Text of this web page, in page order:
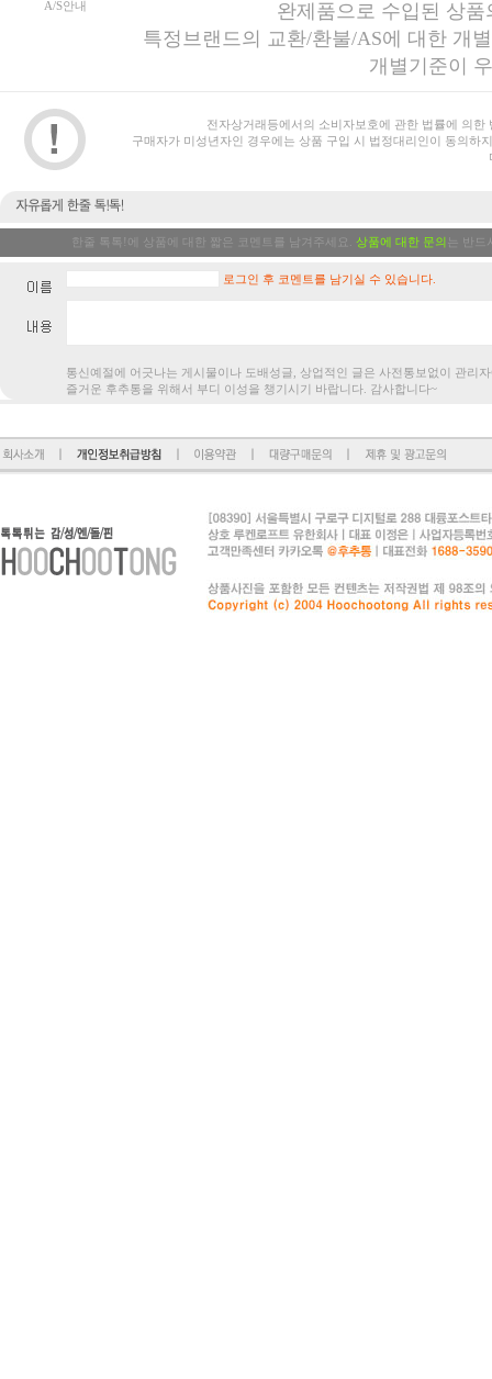
A/S안내
완제품으로 수입된 상
특정브랜드의 교환/환불/AS에 대한 개
개별기준이
전자상거래등에서의 소비자보호에 관한 법률에 의
구매자가 미성년자인 경우에는 상품 구입 시 법정대리인이 동의하
한줄 톡톡!에 상품에 대한 짧은 코멘트를 남겨주세요. 상품에 대한 문의 는 반드
로그인 후 코멘트를 남기실 수 있습니다.
통신예절에 어긋나는 게시물이나 도배성글, 상업적인 글은 사전통
즐거운 후추통을 위해서 부디 이성을 챙기시기 바랍니다. 감사합니다~